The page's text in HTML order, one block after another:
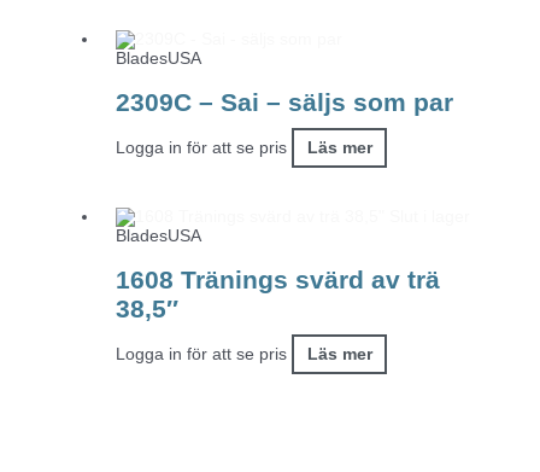
BladesUSA
2309C – Sai – säljs som par
Logga in för att se pris Läs mer
BladesUSA
1608 Tränings svärd av trä
38,5″
Logga in för att se pris Läs mer